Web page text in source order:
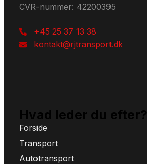
CVR-nummer: 42200395
+45 25 37 13 38
kontakt@rjtransport.dk
Hvad leder du efter?
Forside
Transport
Autotransport